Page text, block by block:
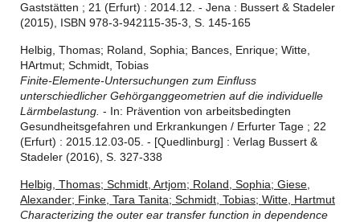
Gaststätten ; 21 (Erfurt) : 2014.12. - Jena : Bussert & Stadeler
(2015), ISBN 978-3-942115-35-3, S. 145-165
Helbig, Thomas; Roland, Sophia; Bances, Enrique; Witte,
HArtmut; Schmidt, Tobias
Finite-Elemente-Untersuchungen zum Einfluss
unterschiedlicher Gehörganggeometrien auf die individuelle
Lärmbelastung. - In: Prävention von arbeitsbedingten
Gesundheitsgefahren und Erkrankungen / Erfurter Tage ; 22
(Erfurt) : 2015.12.03-05. - [Quedlinburg] : Verlag Bussert &
Stadeler (2016), S. 327-338
Helbig, Thomas; Schmidt, Artjom; Roland, Sophia; Giese,
Alexander; Finke, Tara Tanita; Schmidt, Tobias; Witte, Hartmut
Characterizing the outer ear transfer function in dependence